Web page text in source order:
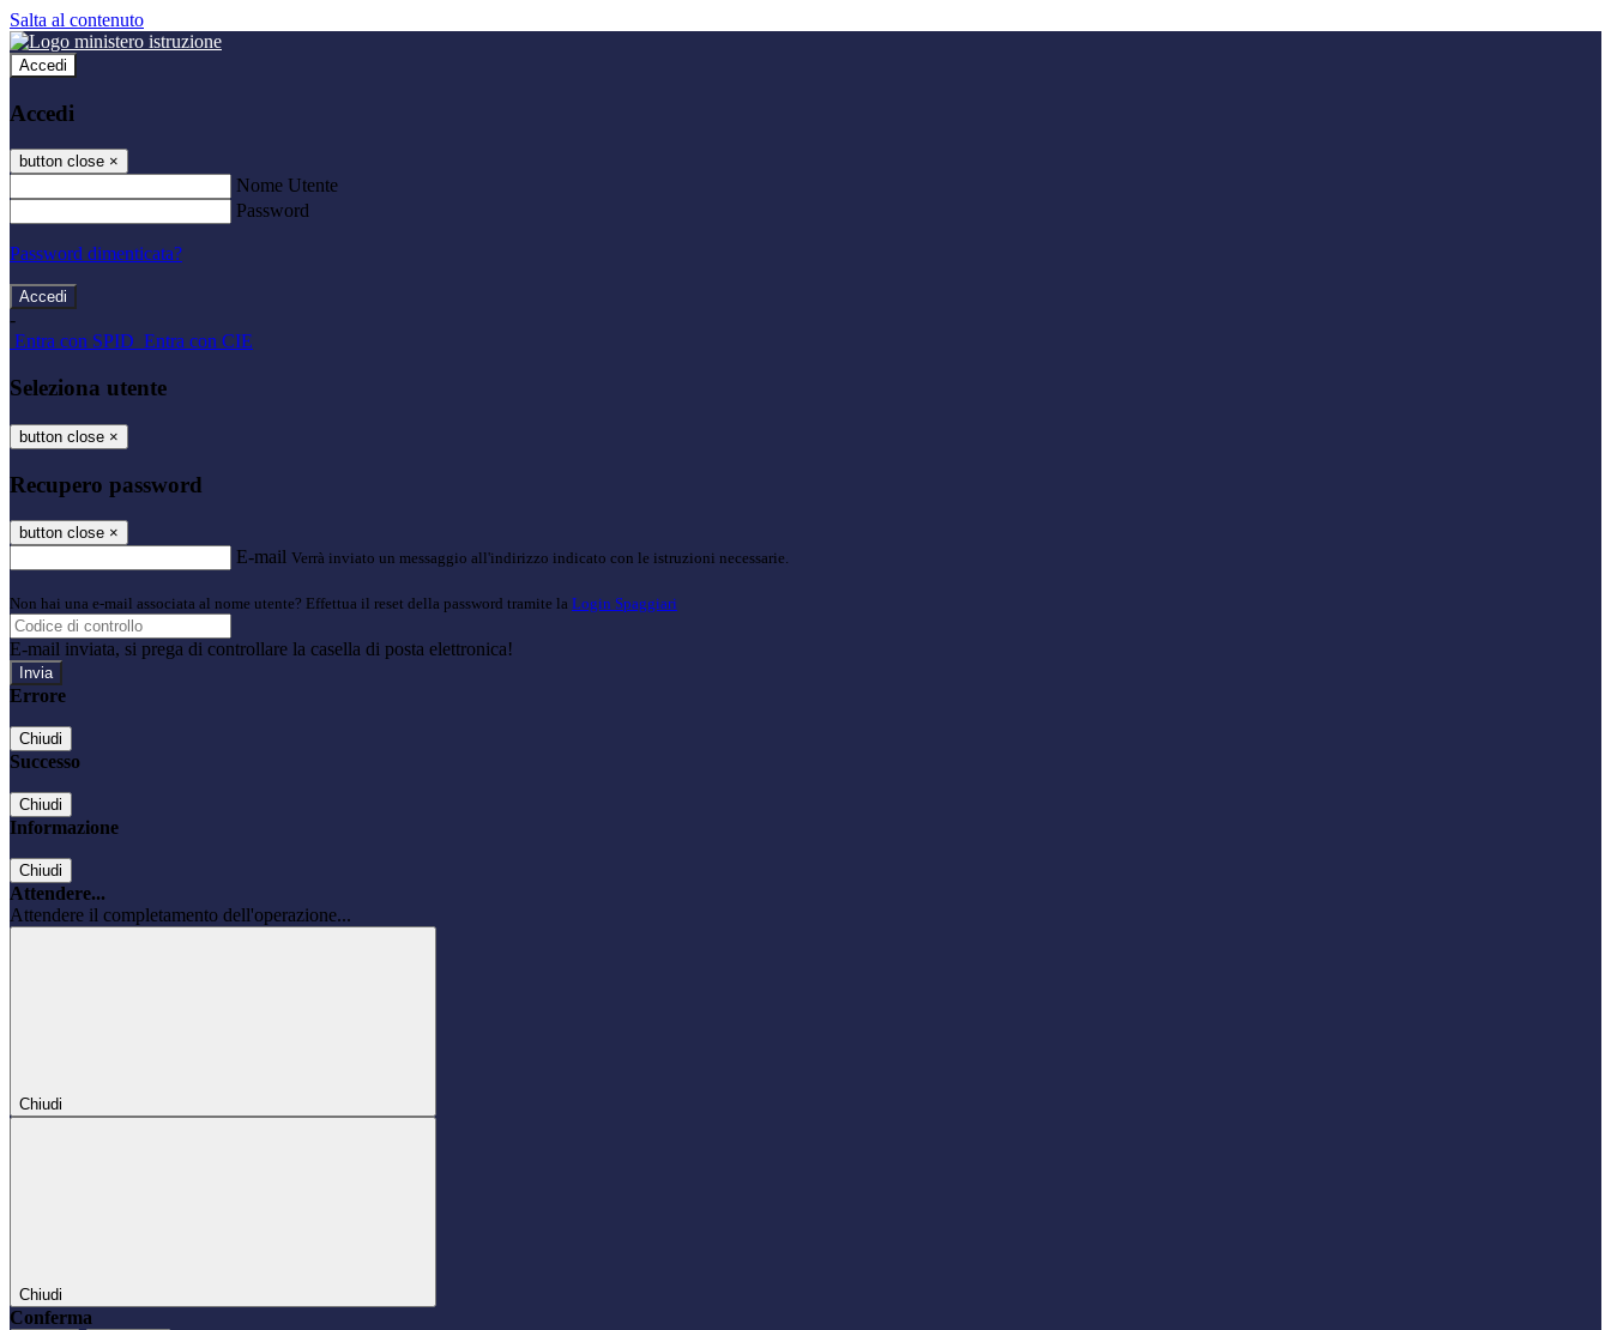
Salta al contenuto
Accedi
Accedi
button close ×
Nome Utente
Password
Password dimenticata?
-
Entra con SPID Entra con CIE
Seleziona utente
button close ×
Recupero password
button close ×
E-mail Verrà inviato un messaggio all'indirizzo indicato con le istruzioni necessarie.
Non hai una e-mail associata al nome utente? Effettua il reset della password tramite la Login Spaggiari
E-mail inviata, si prega di controllare la casella di posta elettronica!
Errore
Chiudi
Successo
Chiudi
Informazione
Chiudi
Attendere...
Attendere il completamento dell'operazione...
Chiudi
Chiudi
Conferma